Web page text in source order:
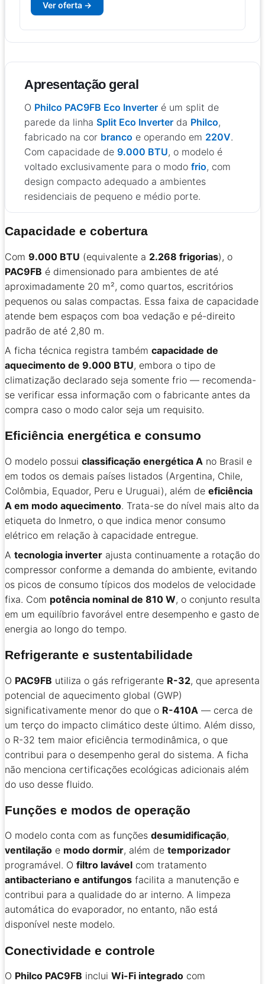
Ver oferta →
Apresentação geral
O Philco PAC9FB Eco Inverter é um split de
parede da linha Split Eco Inverter da Philco,
fabricado na cor branco e operando em 220V.
Com capacidade de 9.000 BTU, o modelo é
voltado exclusivamente para o modo frio, com
design compacto adequado a ambientes
residenciais de pequeno e médio porte.
Capacidade e cobertura
Com 9.000 BTU (equivalente a 2.268 frigorias), o
PAC9FB é dimensionado para ambientes de até
aproximadamente 20 m², como quartos, escritórios
pequenos ou salas compactas. Essa faixa de capacidade
atende bem espaços com boa vedação e pé-direito
padrão de até 2,80 m.
A ficha técnica registra também capacidade de
aquecimento de 9.000 BTU, embora o tipo de
climatização declarado seja somente frio — recomenda-
se verificar essa informação com o fabricante antes da
compra caso o modo calor seja um requisito.
Eficiência energética e consumo
O modelo possui classificação energética A no Brasil e
em todos os demais países listados (Argentina, Chile,
Colômbia, Equador, Peru e Uruguai), além de eficiência
A em modo aquecimento. Trata-se do nível mais alto da
etiqueta do Inmetro, o que indica menor consumo
elétrico em relação à capacidade entregue.
A tecnologia inverter ajusta continuamente a rotação do
compressor conforme a demanda do ambiente, evitando
os picos de consumo típicos dos modelos de velocidade
fixa. Com potência nominal de 810 W, o conjunto resulta
em um equilíbrio favorável entre desempenho e gasto de
energia ao longo do tempo.
Refrigerante e sustentabilidade
O PAC9FB utiliza o gás refrigerante R-32, que apresenta
potencial de aquecimento global (GWP)
significativamente menor do que o R-410A — cerca de
um terço do impacto climático deste último. Além disso,
o R-32 tem maior eficiência termodinâmica, o que
contribui para o desempenho geral do sistema. A ficha
não menciona certificações ecológicas adicionais além
do uso desse fluido.
Funções e modos de operação
O modelo conta com as funções desumidificação,
ventilação e modo dormir, além de temporizador
programável. O filtro lavável com tratamento
antibacteriano e antifungos facilita a manutenção e
contribui para a qualidade do ar interno. A limpeza
automática do evaporador, no entanto, não está
disponível neste modelo.
Conectividade e controle
O Philco PAC9FB inclui Wi-Fi integrado com